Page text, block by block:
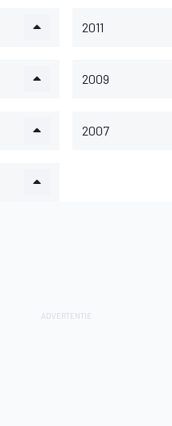
2011
2009
2007